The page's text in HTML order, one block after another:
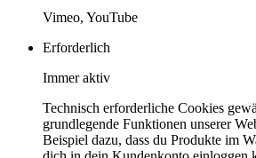
Vimeo, YouTube
Erforderlich
Immer aktiv
Technisch erforderliche Cookies
grundlegende Funktionen unserer
Beispiel dazu, dass du Produkte im